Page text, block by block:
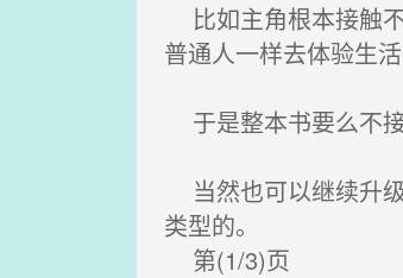
比如主角根本接触
普通人一样去体验生
于是整本书要么不
当然也可以继续升
类型的。
第(1/3)页